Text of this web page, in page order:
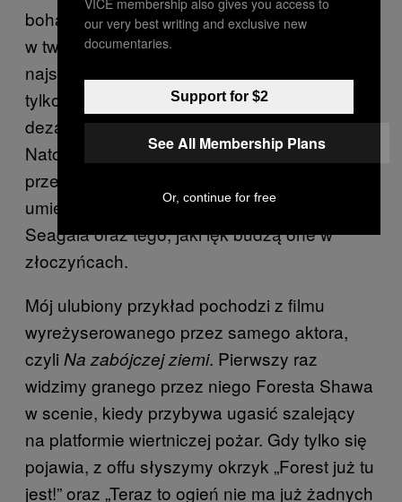
bohatera atakuje policjanta i wywrzaskuje mu
w twarz, że: „Mason Storm to najlepszy i
najszlachetniejszy oficer w całej jednostce” ‒
tylko dlatego, że gliniarz odważył się wyrazić
dezaprobatę wobec mistrza z kucykiem.
Natomiast w
Liberatorzeprzez cały czas
przewija się wątek niesamowitych
umiejętności i świetnego przeszkolenia
Seagala oraz tego, jaki lęk budzą one w
złoczyńcach.
Mój ulubiony przykład pochodzi z filmu
wyreżyserowanego przez samego aktora,
czyli Na zabójczej ziemi. Pierwszy raz
widzimy granego przez niego Foresta Shawa
w scenie, kiedy przybywa ugasić szalejący
na platformie wiertniczej pożar. Gdy tylko się
pojawia, z offu słyszymy okrzyk „Forest już tu
jest!” oraz „Teraz to ogień nie ma już żadnych
our very best writing and exclusive new
documentaries.
Support for $2
See All Membership Plans
Or, continue for free